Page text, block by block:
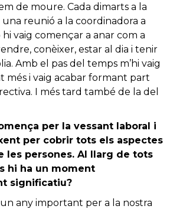
de moure. Cada dimarts a la
reunió a la coordinadora a
hi vaig començar a anar com a
conèixer, estar al dia i tenir
Amb el pas del temps m’hi vaig
més i vaig acabar formant part
I més tard també de la del
per la vessant laboral i
per cobrir tots els aspectes
les persones. Al llarg de tots
hi ha un moment
significatiu?
un any important per a la nostra